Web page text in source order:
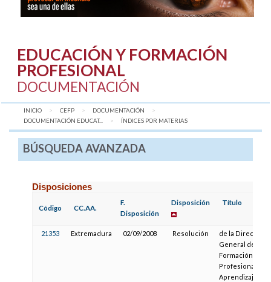
EDUCACIÓN Y FORMACIÓN
PROFESIONAL
DOCUMENTACIÓN
INICIO CEFP
DOCUMENTACIÓN
DOCUMENTACIÓN EDUCAT...
AQUÍ:
ÍNDICES POR MATERIAS
BÚSQUEDA AVANZADA
Disposiciones
Código CC.AA.
F.
Disposición
Disposición Título
21353 Extremadura 02/09/2008 Resolución
de la Dirección
General de
Formación
Profesional y
Aprendizaje